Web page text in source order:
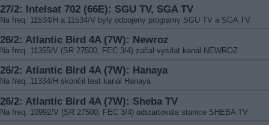
27/2: Intelsat 702 (66E): SGU TV, SGA TV
Na freq. 11534/H a 11534/V byly odpojeny programy SGU TV a SGA TV
26/2: Atlantic Bird 4A (7W): Newroz
Na freq. 11355/V (SR 27500, FEC 3/4) začal vysílat kanál NEWROZ
26/2: Atlantic Bird 4A (7W): Hanaya
Na freq. 11334/H skončil test kanál Hanaya
26/2: Atlantic Bird 4A (7W): Sheba TV
Na freq. 10992/V (SR 27500, FEC 3/4) odstartovala stanice SHEBA TV